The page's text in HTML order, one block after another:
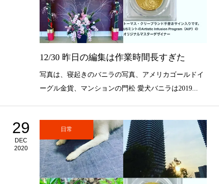
12/30 昨日の編集は作業時間長すぎた
写真は、寝起きのバニラの写真、アメリカゴールドイ
ーグル金貨、マンションの門松 愛犬バニラは2019...
29
DEC
2020
日常